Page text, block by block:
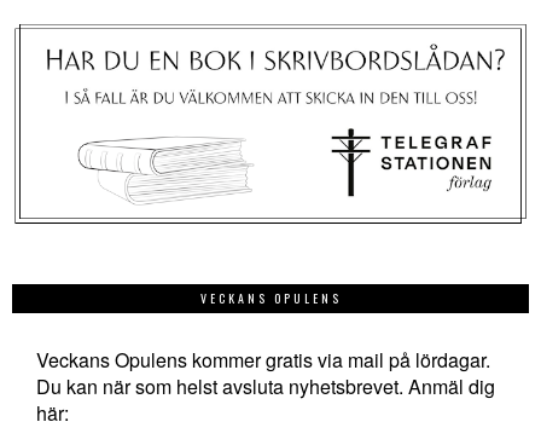
VECKANS OPULENS
Veckans Opulens kommer gratis via mail på lördagar.
Du kan när som helst avsluta nyhetsbrevet. Anmäl dig
här: